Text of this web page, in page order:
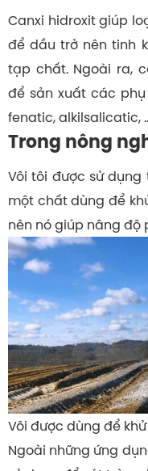
Canxi hidroxit giúp
để dầu trở nên tinh
tạp chất. Ngoài ra,
để sản xuất các
fenatic, alkilsalicatic,
Trong nông
Vôi tôi được sử
một chất dùng để
nên nó giúp nâng độ
Vôi được dùng để
Ngoài những ứng